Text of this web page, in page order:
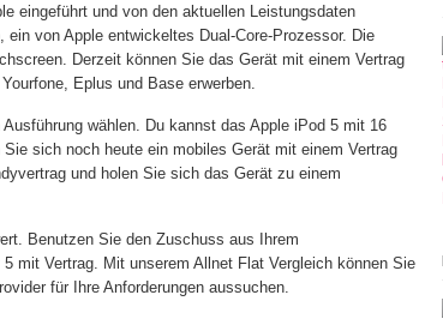
eingeführt und von den aktuellen Leistungsdaten
von Apple entwickeltes Dual-Core-Prozessor. Die
Derzeit können Sie das Gerät mit einem Vertrag
Eplus und Base erwerben.
wählen. Du kannst das Apple iPod 5 mit 16
sich noch heute ein mobiles Gerät mit einem Vertrag
und holen Sie sich das Gerät zu einem
Benutzen Sie den Zuschuss aus Ihrem
mit Vertrag. Mit unserem Allnet Flat Vergleich können Sie
für Ihre Anforderungen aussuchen.